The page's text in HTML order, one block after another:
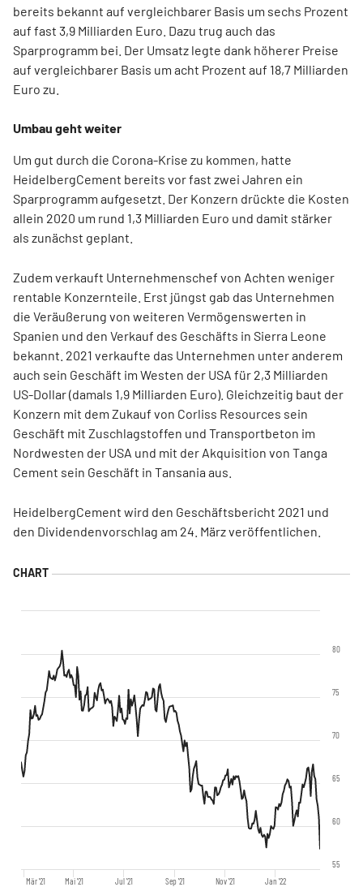
bereits bekannt auf vergleichbarer Basis um sechs Prozent
auf fast 3,9 Milliarden Euro. Dazu trug auch das
Sparprogramm bei. Der Umsatz legte dank höherer Preise
auf vergleichbarer Basis um acht Prozent auf 18,7 Milliarden
Euro zu.
Umbau geht weiter
Um gut durch die Corona-Krise zu kommen, hatte
HeidelbergCement bereits vor fast zwei Jahren ein
Sparprogramm aufgesetzt. Der Konzern drückte die Kosten
allein 2020 um rund 1,3 Milliarden Euro und damit stärker
als zunächst geplant.
Zudem verkauft Unternehmenschef von Achten weniger
rentable Konzernteile. Erst jüngst gab das Unternehmen
die Veräußerung von weiteren Vermögenswerten in
Spanien und den Verkauf des Geschäfts in Sierra Leone
bekannt. 2021 verkaufte das Unternehmen unter anderem
auch sein Geschäft im Westen der USA für 2,3 Milliarden
US-Dollar (damals 1,9 Milliarden Euro). Gleichzeitig baut der
Konzern mit dem Zukauf von Corliss Resources sein
Geschäft mit Zuschlagstoffen und Transportbeton im
Nordwesten der USA und mit der Akquisition von Tanga
Cement sein Geschäft in Tansania aus.
HeidelbergCement wird den Geschäftsbericht 2021 und
den Dividendenvorschlag am 24. März veröffentlichen.
Mär '21 Mai '21 Jul '21 Sep '21 Nov '21 Jan '22
55
60
65
70
75
80